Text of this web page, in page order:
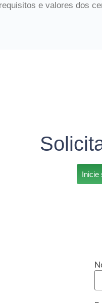
e valores dos
Inicie